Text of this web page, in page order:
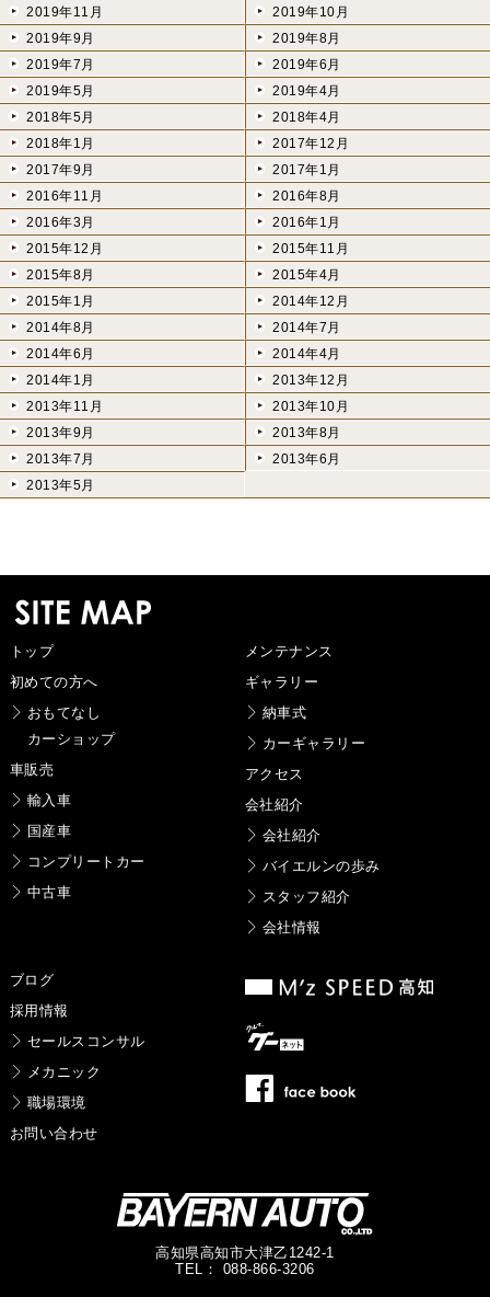
2019年11月
2019年10月
2019年9月
2019年8月
2019年7月
2019年6月
2019年5月
2019年4月
2018年5月
2018年4月
2018年1月
2017年12月
2017年9月
2017年1月
2016年11月
2016年8月
2016年3月
2016年1月
2015年12月
2015年11月
2015年8月
2015年4月
2015年1月
2014年12月
2014年8月
2014年7月
2014年6月
2014年4月
2014年1月
2013年12月
2013年11月
2013年10月
2013年9月
2013年8月
2013年7月
2013年6月
2013年5月
トップ
初めての方へ
おもてなし
カーショップ
車販売
輸入車
国産車
コンプリートカー
中古車
メンテナンス
ギャラリー
納車式
カーギャラリー
アクセス
会社紹介
会社紹介
バイエルンの歩み
スタッフ紹介
会社情報
ブログ
採用情報
セールスコンサル
メカニック
職場環境
お問い合わせ
高知県高知市大津乙1242-1
TEL： 088-866-3206